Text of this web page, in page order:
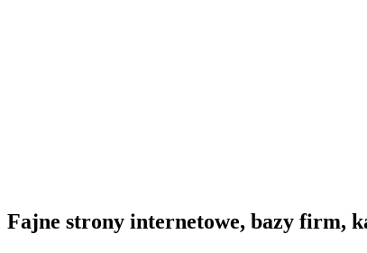
Fajne strony internetowe, bazy firm,